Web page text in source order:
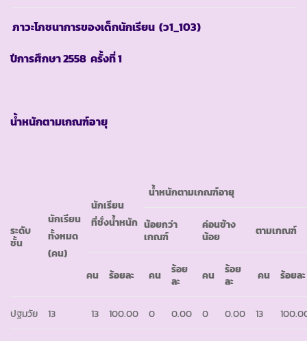
ภาวะโภชนาการของเด็กนักเรียน (ว1_103)
ปีการศึกษา2558 ครั้งที่ 1
น้ำหนักตามเกณฑ์อายุ
ระดับ
ชั้น
นักเรียน
ทั้งหมด
(คน)
นักเรียน
ที่ชั่งน้ำหนัก
น้ำหนักตามเกณฑ์อายุ
น้อยกว่า
เกณฑ์
ค่อนข้าง
น้อย
ตามเกณฑ์
คน ร้อยละ คน
ร้อย
ละ
คน
ร้อย
ละ
คน ร้อยละ
ปฐมวัย 13 13 100.00 0 0.00 0 0.00 13